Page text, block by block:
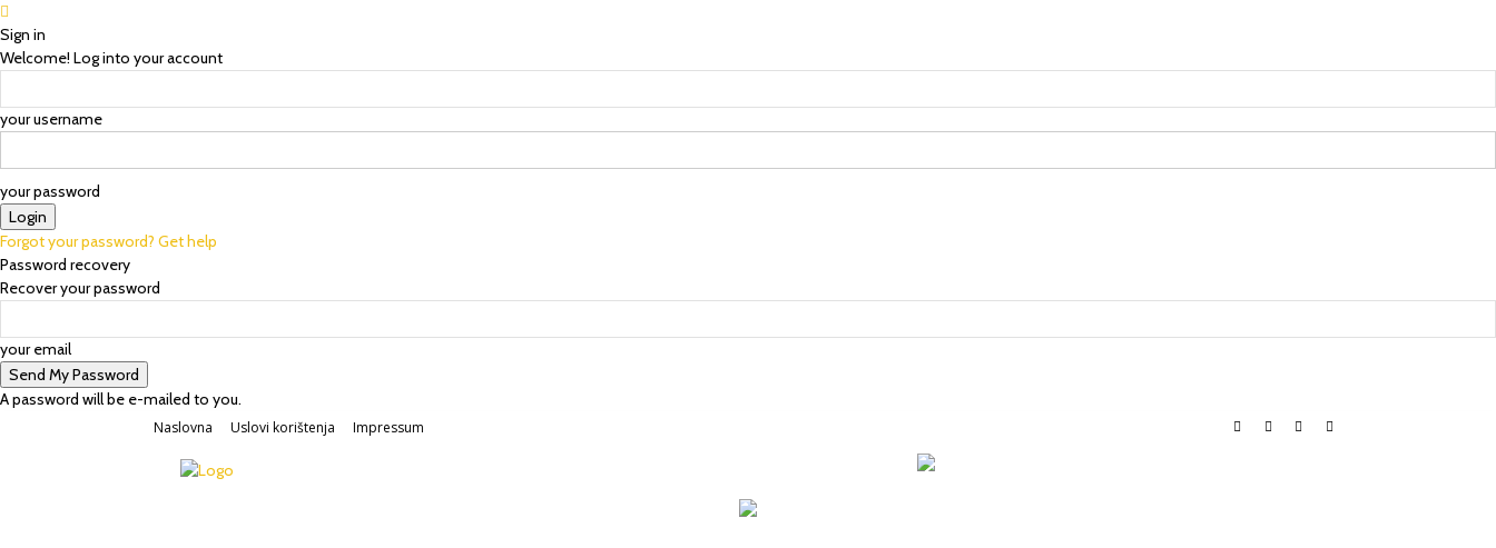
Sign in
Welcome! Log into your account
your username
your password
Forgot your password? Get help
Password recovery
Recover your password
your email
A password will be e-mailed to you.
Naslovna Uslovi korištenja Impressum